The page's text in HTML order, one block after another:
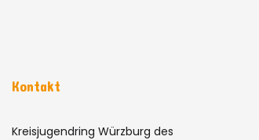
Kontakt
Kreisjugendring Würzburg des